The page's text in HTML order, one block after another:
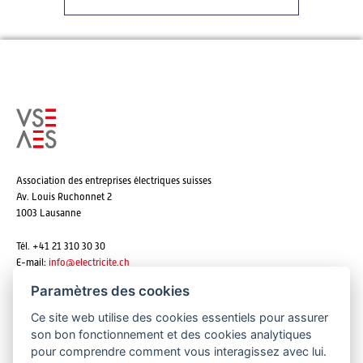
Association des entreprises électriques suisses
Av. Louis Ruchonnet 2
1003 Lausanne
Tél. +41 21 310 30 30
E-mail: info@electricite.ch
S'abonner aux newsletters
Paramètres des cookies
Ce site web utilise des cookies essentiels pour assurer
son bon fonctionnement et des cookies analytiques
pour comprendre comment vous interagissez avec lui.